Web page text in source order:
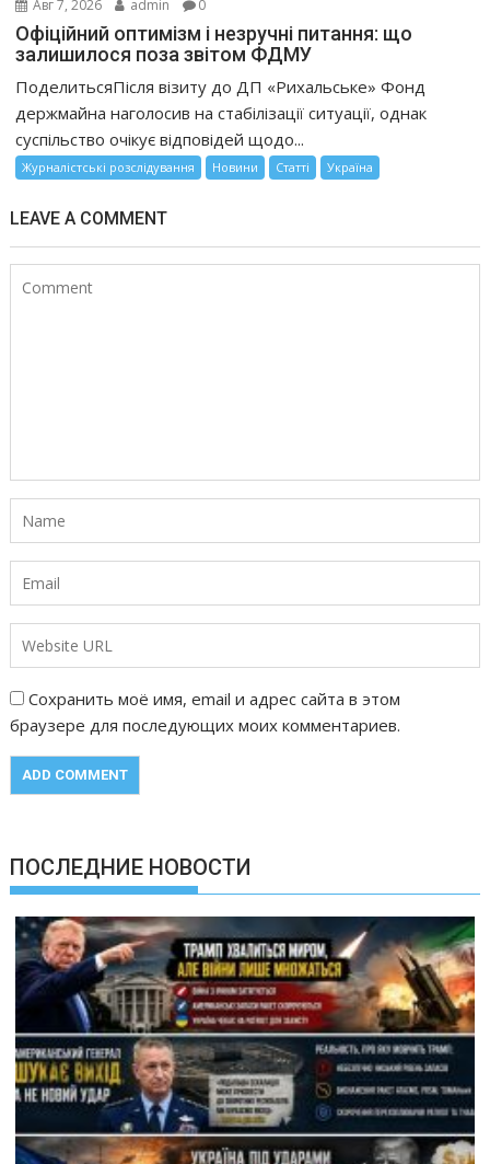
Авг 7, 2026 admin 0
Офіційний оптимізм і незручні питання: що
залишилося поза звітом ФДМУ
ПоделитьсяПісля візиту до ДП «Рихальське» Фонд
держмайна наголосив на стабілізації ситуації, однак
суспільство очікує відповідей щодо...
Журналістські розслідування Новини Статті Україна
LEAVE A COMMENT
Сохранить моё имя, email и адрес сайта в этом
браузере для последующих моих комментариев.
ПОСЛЕДНИЕ НОВОСТИ